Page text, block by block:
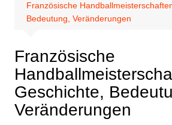
Französische
Bedeutung, Veränderungen
Französische
Geschichte,
Veränderungen